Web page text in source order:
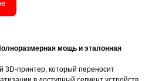
мощь и эталонная
3D-принтер, который переносит